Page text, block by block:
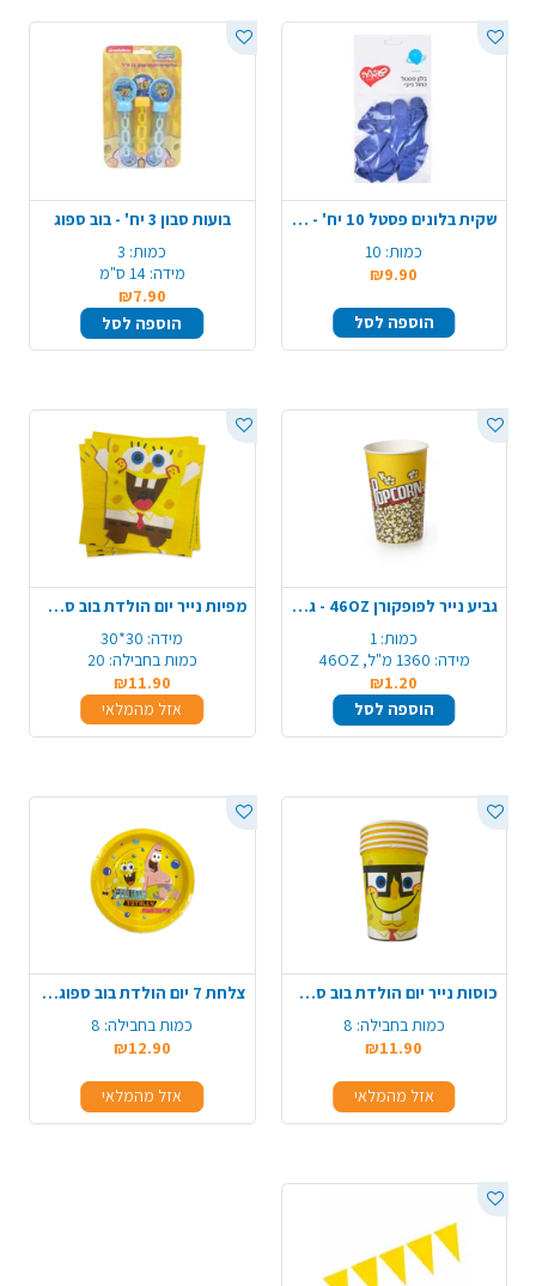
שקית בלונים פסטל 10 יח' - כחול
כמות: 10
₪9.90
הוספה לסל
בועות סבון 3 יח' - בוב ספוג
כמות: 3
מידה: 14 ס"מ
₪7.90
הוספה לסל
גביע נייר לפופקורן 46OZ - גדול
כמות: 1
מידה: 1360 מ"ל, 46OZ
₪1.20
הוספה לסל
מפיות נייר יום הולדת בוב ספוג 20 יח' - צהוב
מידה: 30*30
כמות בחבילה: 20
₪11.90
אזל מהמלאי
כוסות נייר יום הולדת בוב ספוג 8 יח' - צהוב
כמות בחבילה: 8
₪11.90
אזל מהמלאי
צלחת 7 יום הולדת בוב ספוג 8 יח' - צהוב
כמות בחבילה: 8
₪12.90
אזל מהמלאי